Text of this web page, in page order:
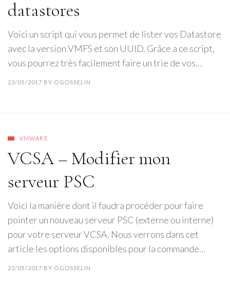
datastores
Voici un script qui vous permet de lister vos Datastore
avec la version VMFS et son UUID. Grâce a ce script,
vous pourrez très facilement faire un trie de vos…
23/05/2017 BY OGOSSELIN
VMWARE
VCSA – Modifier mon
serveur PSC
Voici la manière dont il faudra procéder pour faire
pointer un nouveau serveur PSC (externe ou interne)
pour votre serveur VCSA. Nous verrons dans cet
article les options disponibles pour la commande…
22/05/2017 BY OGOSSELIN